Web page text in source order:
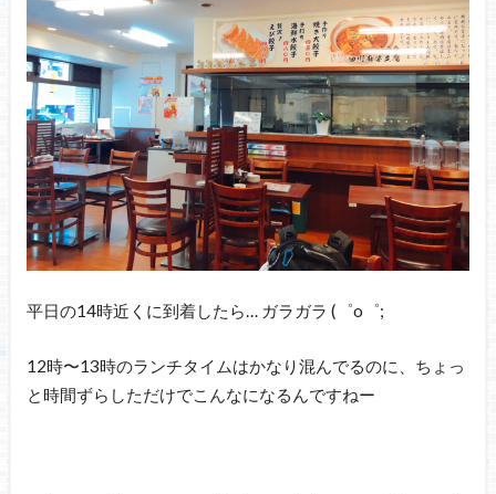
平日の14時近くに到着したら… ガラガラ (゜o゜;
12時〜13時のランチタイムはかなり混んでるのに、ちょっ
と時間ずらしただけでこんなになるんですねー